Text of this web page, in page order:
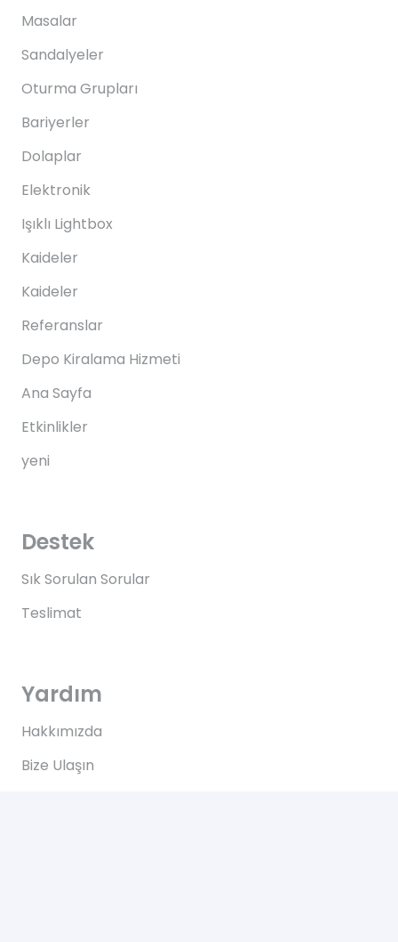
Masalar
Sandalyeler
Oturma Grupları
Bariyerler
Dolaplar
Elektronik
Işıklı Lightbox
Kaideler
Kaideler
Referanslar
Depo Kiralama Hizmeti
Ana Sayfa
Etkinlikler
yeni
Destek
Sık Sorulan Sorular
Teslimat
Yardım
Hakkımızda
Bize Ulaşın